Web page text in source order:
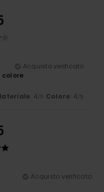
Acquisto verificato
colore
: 4 /5 Colore: 4 /5
Acquisto verificato